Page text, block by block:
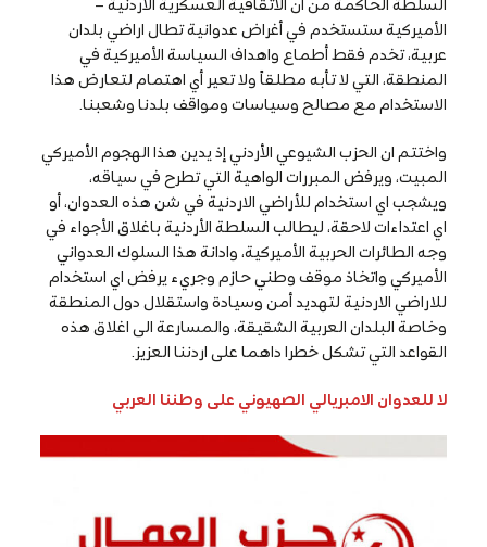
السلطة الحاكمة من أن الاتقاقية العسكرية الاردنية –
الأميركية ستستخدم في أغراض عدوانية تطال اراضي بلدان
عربية، تخدم فقط أطماع واهداف السياسة الأميركية في
المنطقة، التي لا تأبه مطلقاً ولا تعير أي اهتمام لتعارض هذا
الاستخدام مع مصالح وسياسات ومواقف بلدنا وشعبنا.
واختتم ان الحزب الشيوعي الأردني إذ يدين هذا الهجوم الأميركي
المبيت، ويرفض المبررات الواهية التي تطرح في سياقه،
ويشجب اي استخدام للأراضي الاردنية في شن هذه العدوان، أو
اي اعتداءات لاحقة، ليطالب السلطة الأردنية باغلاق الأجواء في
وجه الطائرات الحربية الأميركية، وادانة هذا السلوك العدواني
الأميركي واتخاذ موقف وطني حازم وجريء يرفض اي استخدام
للاراضي الاردنية لتهديد أمن وسيادة واستقلال دول المنطقة
وخاصة البلدان العربية الشقيقة، والمسارعة الى اغلاق هذه
القواعد التي تشكل خطرا داهما على اردننا العزيز.
لا للعدوان الامبريالي الصهيوني على وطننا العربي